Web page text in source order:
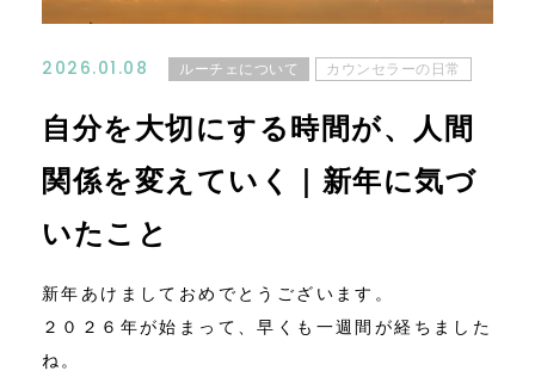
2026.01.08 ルーチェについて カウンセラーの日常
自分を大切にする時間が、人間
関係を変えていく｜新年に気づ
いたこと
新年あけましておめでとうございます。
２０２６年が始まって、早くも一週間が経ちました
ね。